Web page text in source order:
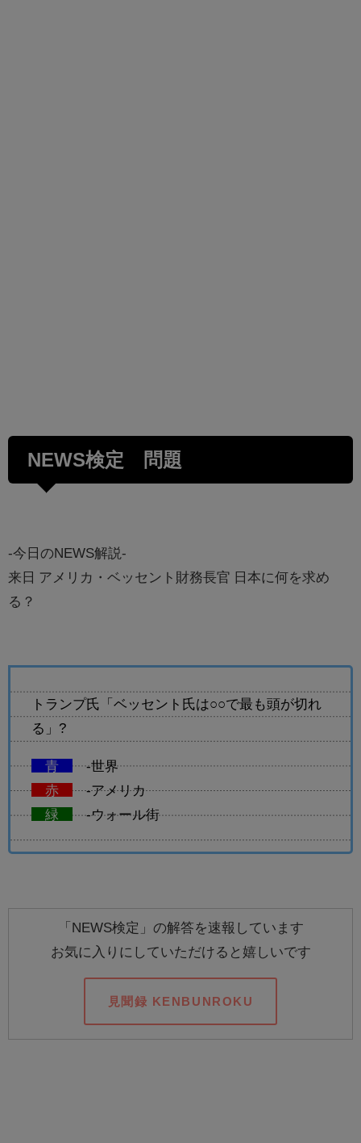
NEWS検定 問題
-今日のNEWS解説-
来日 アメリカ・ベッセント財務長官 日本に何を求め
る？
トランプ氏「ベッセント氏は○○で最も頭が切れ
る」?
青
-世界
赤
-アメリカ
緑
-ウォール街
「NEWS検定」の解答を速報しています
お気に入りにしていただけると嬉しいです
見聞録 KENBUNROKU